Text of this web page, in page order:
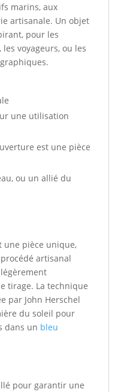
marins, aux
artisanale. Un objet
pour les
voyageurs, ou les
une utilisation
est une pièce
ou un allié du
une pièce unique,
artisanal
tirage. La technique
par John Herschel
du soleil pour
dans un bleu
pour garantir une